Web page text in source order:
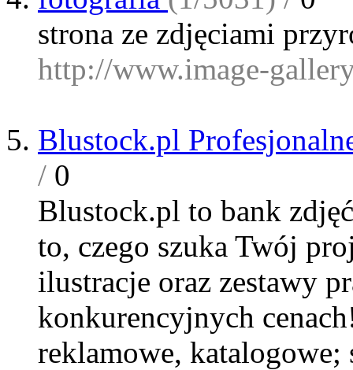
strona ze zdjęciami
http://www.image-
Blustock.pl
/ 0
Blustock.pl to bank
to, czego szuka Twój
ilustracje oraz zestawy
konkurencyjnych
reklamowe,